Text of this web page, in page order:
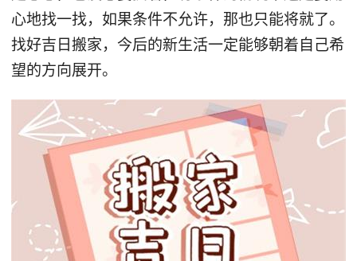
心地找一找，如果条件不允许，那也只能将就了。
找好吉日搬家，今后的新生活一定能够朝着自己希
望的方向展开。